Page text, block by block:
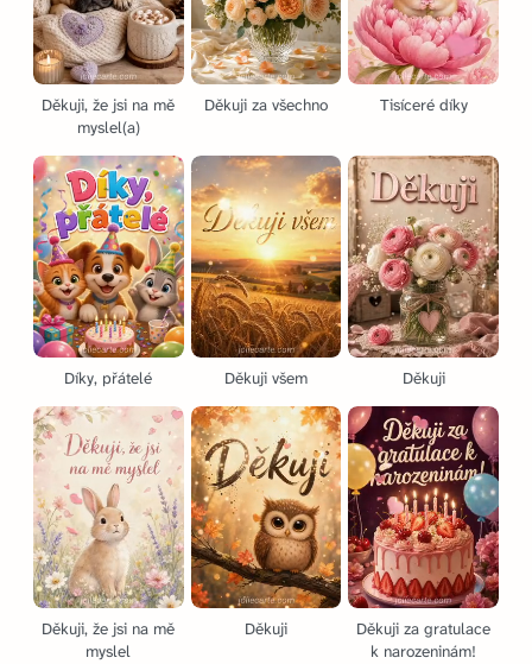
Děkuji, že jsi na mě
myslel(a)
Děkuji za všechno Tisíceré díky
Díky, přátelé Děkuji všem Děkuji
Děkuji, že jsi na mě
myslel
Děkuji
Děkuji za gratulace
k narozeninám!